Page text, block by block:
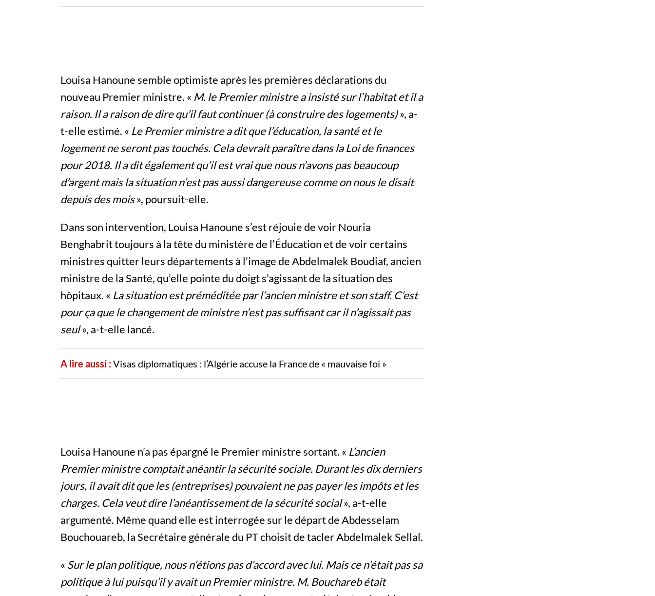
Louisa Hanoune semble optimiste après les premières déclarations du
nouveau Premier ministre. « M. le Premier ministre a insisté sur l’habitat et il a
raison. Il a raison de dire qu’il faut continuer (à construire des logements)», a-
t-elle estimé. « Le Premier ministre a dit que l’éducation, la santé et le
logement ne seront pas touchés. Cela devrait paraître dans la Loi de finances
pour 2018. Il a dit également qu’il est vrai que nous n’avons pas beaucoup
d’argent mais la situation n’est pas aussi dangereuse comme on nous le disait
depuis des mois», poursuit-elle.
Dans son intervention, Louisa Hanoune s’est réjouie de voir Nouria
Benghabrit toujours à la tête du ministère de l’Éducation et de voir certains
ministres quitter leurs départements à l’image de Abdelmalek Boudiaf, ancien
ministre de la Santé, qu’elle pointe du doigt s’agissant de la situation des
hôpitaux. « La situation est préméditée par l’ancien ministre et son staff. C’est
pour ça que le changement de ministre n’est pas suffisant car il n’agissait pas
seul», a-t-elle lancé.
A lire aussi :Visas diplomatiques : l’Algérie accuse la France de « mauvaise foi »
Louisa Hanoune n’a pas épargné le Premier ministre sortant. « L’ancien
Premier ministre comptait anéantir la sécurité sociale. Durant les dix derniers
jours, il avait dit que les (entreprises) pouvaient ne pas payer les impôts et les
charges. Cela veut dire l’anéantissement de la sécurité social», a-t-elle
argumenté. Même quand elle est interrogée sur le départ de Abdesselam
Bouchouareb, la Secrétaire générale du PT choisit de tacler Abdelmalek Sellal.
« Sur le plan politique, nous n’étions pas d’accord avec lui. Mais ce n’était pas sa
politique à lui puisqu’il y avait un Premier ministre. M. Bouchareb était